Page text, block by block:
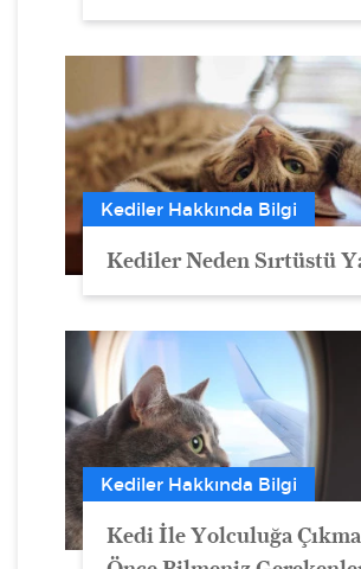
Kediler Hakkında Bilgi
Kediler Neden Sırtüstü
Kediler Hakkında Bilgi
Kedi İle Yolculuğa